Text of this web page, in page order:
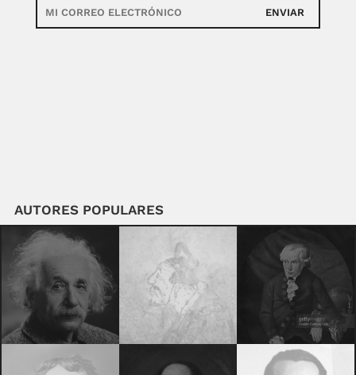
ENVIAR
AUTORES POPULARES